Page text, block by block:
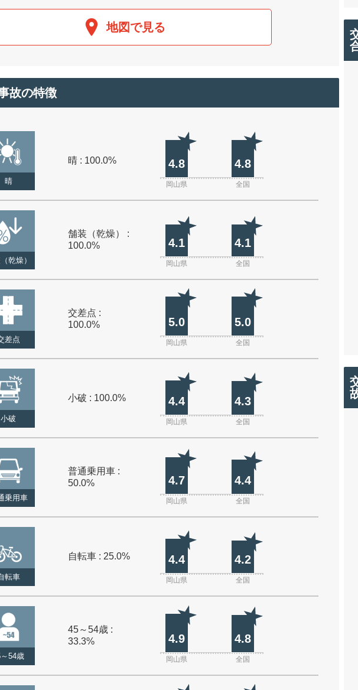
地図で見る
故の特徴
晴
晴 : 100.0% 4.8 4.8
岡山県 全国
乾燥）
舗装（乾燥） :
100.0%
4.1 4.1
岡山県 全国
差点
交差点 :
100.0%
5.0 5.0
岡山県 全国
小破
小破 : 100.0% 4.4 4.3
岡山県 全国
乗用車
普通乗用車 :
50.0%
4.7 4.4
岡山県 全国
転車
自転車 : 25.0% 4.4 4.2
岡山県 全国
54歳
45～54歳 :
33.3%
4.9 4.8
岡山県 全国